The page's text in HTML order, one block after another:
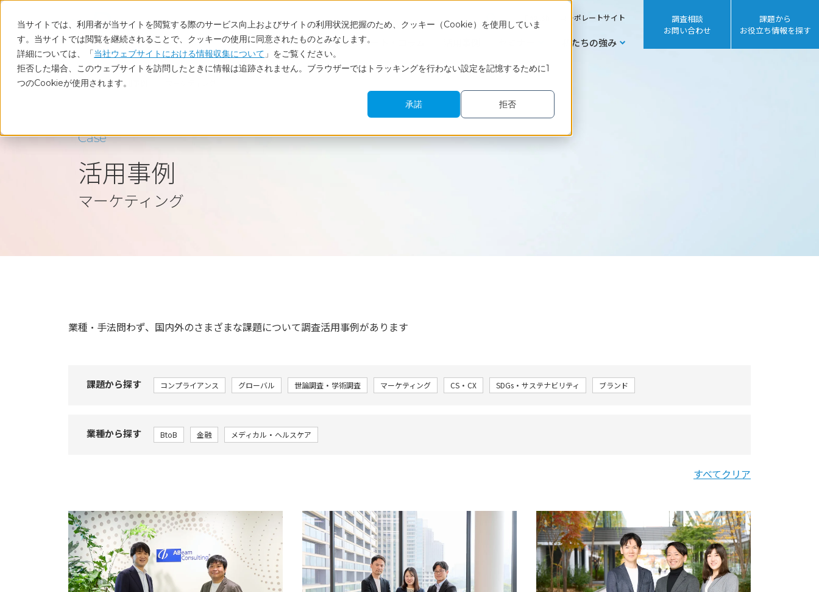
当サイトでは、利用者が当サイトを閲覧する際のサービス向上およびサイトの利用状況把握のため、クッキー（Cookie）を使用していま
す。当サイトでは閲覧を継続されることで、クッキーの使用に同意されたものとみなします。
詳細については、「当社ウェブサイトにおける情報収集について 」をご覧ください。
拒否した場合、このウェブサイトを訪問したときに情報は追跡されません。ブラウザーではトラッキングを行わない設定を記憶するために1
つのCookieが使用されます。
承諾
拒否
コーポレートサイト
サービス 調査レポート・コラム 私たちの強み
調査相談
お問い合わせ
課題から
お役立ち情報を探す
ホーム 活用事例
Case
活用事例
マーケティング
業種・手法問わず、国内外のさまざまな課題について調査活用事例があります
課題から探す コンプライアンス グローバル 世論調査・学術調査 マーケティング CS・CX SDGs・サステナビリティ ブランド
業種から探す BtoB 金融 メディカル・ヘルスケア
すべてクリア